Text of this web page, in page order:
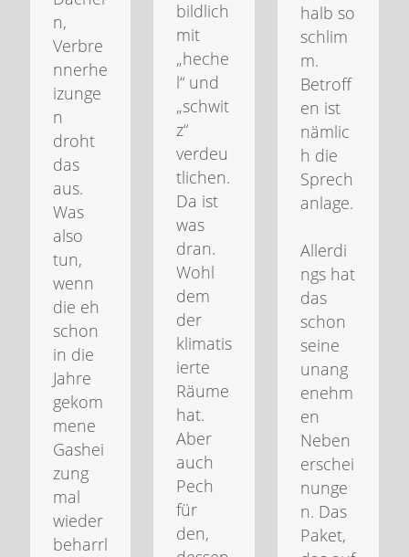
n,
Verbre
nnerhe
izunge
n
droht
das
aus.
Was
also
tun,
wenn
die eh
schon
in die
Jahre
gekom
mene
Gashei
zung
mal
wieder
beharrl
bildlich
mit
„heche
l“ und
„schwit
z“
verdeu
tlichen.
Da ist
was
dran.
Wohl
dem
der
klimatis
ierte
Räume
hat.
Aber
auch
Pech
für
den,
halb so
schlim
m.
Betroff
en ist
nämlic
h die
Sprech
anlage.
Allerdi
ngs hat
das
schon
seine
unang
enehm
en
Neben
erschei
nunge
n. Das
Paket,